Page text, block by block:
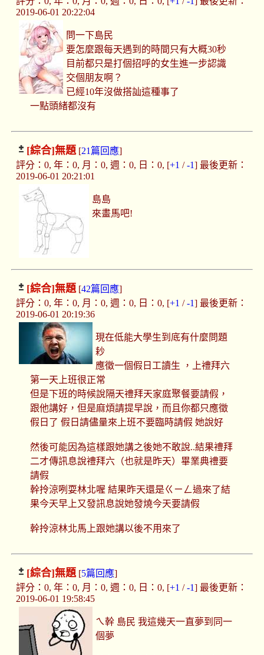
2019-06-01 20:22:04
問一下島民
要怎麼跟每天遇到的時間只有大概30秒
目前都只是打個招呼的女生進一步認識
交個朋友啊？
已經10年沒做搭訕這種事了
一點頭緒都沒有
[綜合]無題[21篇回應]
評分：0, 年：0, 月：0, 週：0, 日：0, [+1 /-1] 最後更新：
2019-06-01 20:21:01
島島
來畫馬吧!
[綜合]無題[42篇回應]
評分：0, 年：0, 月：0, 週：0, 日：0, [+1 /-1] 最後更新：
2019-06-01 20:19:36
現在低能大學生到底有什麼問題
耖
應徵一個假日工讀生 ，上禮拜六
第一天上班很正常
但是下班的時候說隔天禮拜天家庭聚餐要請假，
跟他講好，但是麻煩請提早說，而且你都只應徵
假日了 假日請儘量來上班不要臨時請假 她說好
然後可能因為這樣跟她講之後她不敢說..結果禮拜
二才傳訊息說禮拜六（也就是昨天）畢業典禮要
請假
幹拎涼咧耍林北喔 結果昨天還是ㄍㄧㄥ過來了結
果今天早上又發訊息說她發燒今天要請假
幹拎涼林北馬上跟她講以後不用來了
[綜合]無題[5篇回應]
評分：0, 年：0, 月：0, 週：0, 日：0, [+1 /-1] 最後更新：
2019-06-01 19:58:45
ㄟ幹 島民 我這幾天一直夢到同一
個夢